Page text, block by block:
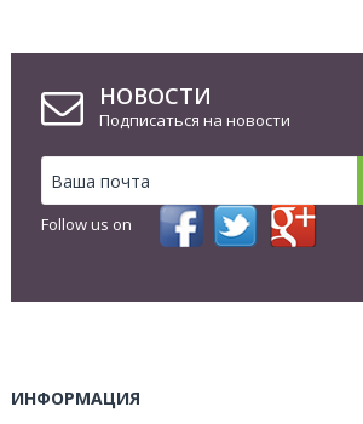
НОВОСТИ
Подписаться на новости
Follow us on
ИНФОРМАЦИЯ